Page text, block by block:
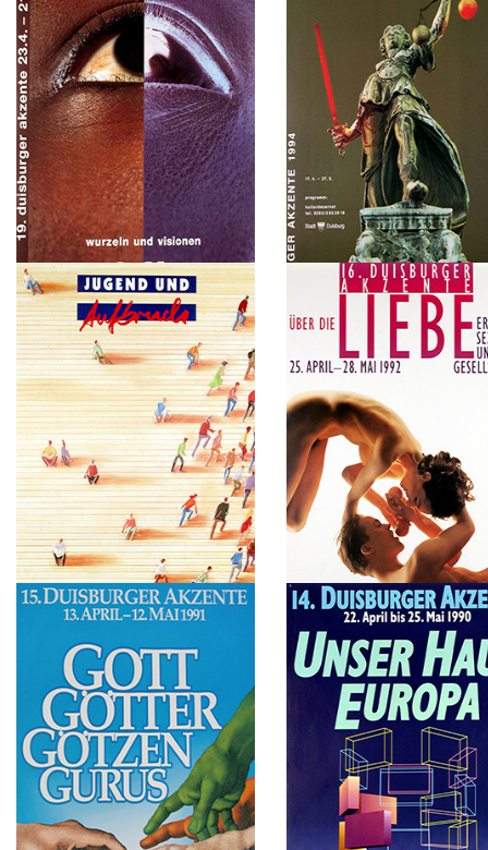
1997
Schöne Aussichten. Träume,
Visionen, Utopien
1996
Die Kraft des Alters
1995
Afrika. Wurzeln und Visionen
1994
Macht und Moral
1993
Jugend und Aufbruch
1992
Über die Liebe-Eros, Sexus
Gesellschaft